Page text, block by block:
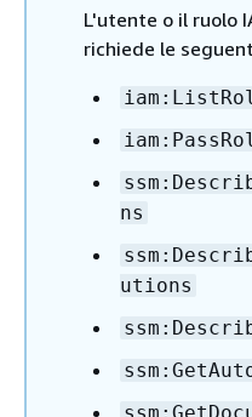
L'utente o il ruolo
richiede le
ns
utions